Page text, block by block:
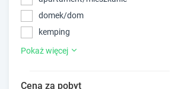
domek/dom
kemping
Pokaż więcej
Cena za pobyt